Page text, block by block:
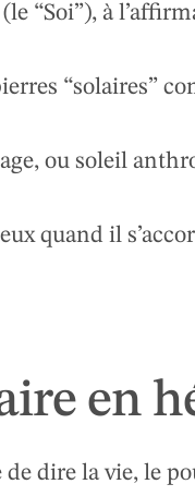
“Soi”), à
“solaires”
ou soleil
quand il
en
dire la vie, le